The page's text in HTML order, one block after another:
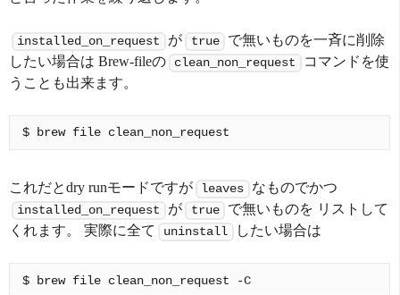
installed_on_request が true
で無いものを一斉に削除
したい場合は Brew-fileの
clean_non_request
コマンドを使
うことも出来ます。
これだとdry runモードですが leaves なものでかつ
installed_on_request が true
で無いものを リストして
くれます。 実際に全て
uninstall したい場合は